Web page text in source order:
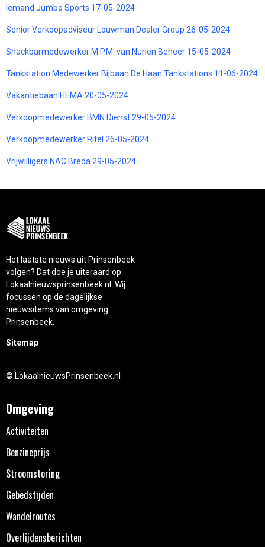
Iemand Jumbo Sports 17-05-2024
Senior Verkoopadviseur Louwman Dealer Group 26-05-2024
Snackbarmedewerker M.P.M. van Nunen Beheer 15-05-2024
Tankstation Medewerker Bijbaan De Haan Tankstations 11-06-2024
Vakantiebaan HEMA 20-05-2024
Verkoopmedewerker BMN Dienst 29-05-2024
Verkoopmedewerker Ritel 26-05-2024
Vrijwilligers NAC Breda 29-05-2024
Het laatste nieuws uit Prinsenbeek
volgen? Dat doe je uiteraard op
Lokaalnieuwsprinsenbeek.nl. Wij
focussen op de dagelijkse
nieuwsitems van omgeving
Prinsenbeek.
Sitemap
© LokaalnieuwsPrinsenbeek.nl
Omgeving
Activiteiten
Benzineprijs
Stroomstoring
Gebedstijden
Wandelroutes
Overlijdensberichten